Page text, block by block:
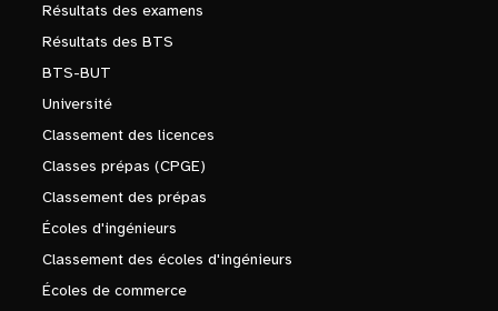
Résultats des examens
Résultats des BTS
BTS-BUT
Université
Classement des licences
Classes prépas (CPGE)
Classement des prépas
Écoles d'ingénieurs
Classement des écoles d'ingénieurs
Écoles de commerce